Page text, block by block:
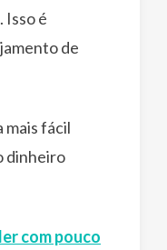
Isso é
de
mais fácil
dinheiro
com pouco